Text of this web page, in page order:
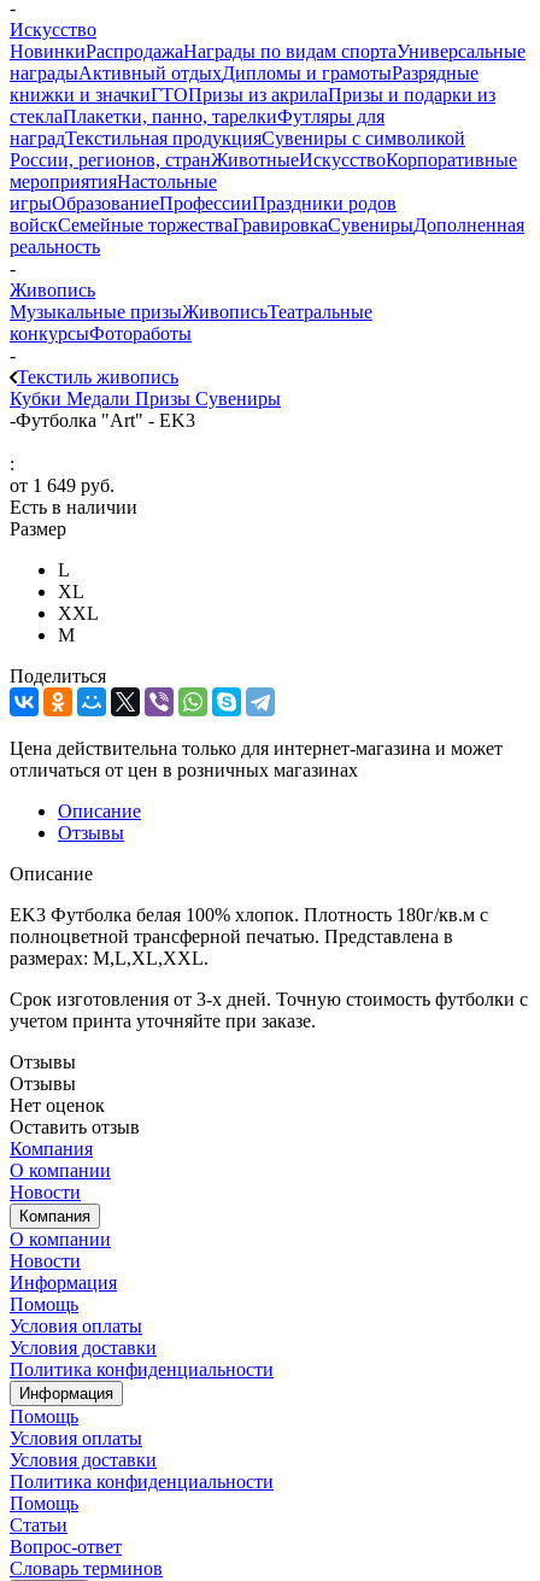
-
Искусство
НовинкиРаспродажаНаграды по видам спортаУниверсальные
наградыАктивный отдыхДипломы и грамотыРазрядные
книжки и значкиГТОПризы из акрилаПризы и подарки из
стеклаПлакетки, панно, тарелкиФутляры для
наградТекстильная продукцияСувениры с символикой
России, регионов, странЖивотныеИскусствоКорпоративные
мероприятияНастольные
игрыОбразованиеПрофессииПраздники родов
войскСемейные торжестваГравировкаСувенирыДополненная
реальность
-
Живопись
Музыкальные призыЖивописьТеатральные
конкурсыФотоработы
-
Текстиль живопись
Кубки Медали Призы Сувениры
-Футболка "Art" - EK3
:
от 1 649 руб.
Есть в наличии
Размер
L
XL
XXL
М
Поделиться
Цена действительна только для интернет-магазина и может
отличаться от цен в розничных магазинах
Описание
Отзывы
Описание
EK3 Футболка белая 100% хлопок. Плотность 180г/кв.м с
полноцветной трансферной печатью. Представлена в
размерах: M,L,XL,XXL.
Срок изготовления от 3-х дней. Точную стоимость футболки с
учетом принта уточняйте при заказе.
Отзывы
Отзывы
Нет оценок
Оставить отзыв
Компания
О компании
Новости
Компания
О компании
Новости
Информация
Помощь
Условия оплаты
Условия доставки
Политика конфиденциальности
Информация
Помощь
Условия оплаты
Условия доставки
Политика конфиденциальности
Помощь
Статьи
Вопрос-ответ
Словарь терминов